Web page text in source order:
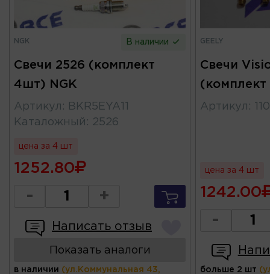
NGK В наличии
Свечи 2526 (комплект
4шт) NGK
Артикул :
BKR5EYA11
Каталожный : 2526
цена за 4 шт
1252.80
- +
Написать отзыв
Показать аналоги
в наличии (ул.Коммунальная 43,
GEELY
Свечи
(комплект
Артикул :
цена за 4 шт
1242.00
-
больше 2 шт